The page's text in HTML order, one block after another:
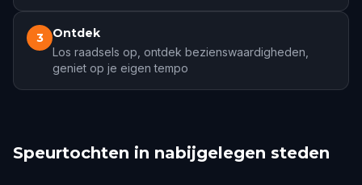
3 Ontdek
Los raadsels op, ontdek bezienswaardigheden,
geniet op je eigen tempo
Speurtochten in nabijgelegen steden
Maastricht Liège